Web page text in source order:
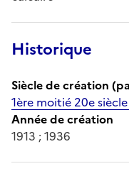
Historique
Siècle de création
1ère moitié 20e siècle
Année de création
1913 ; 1936